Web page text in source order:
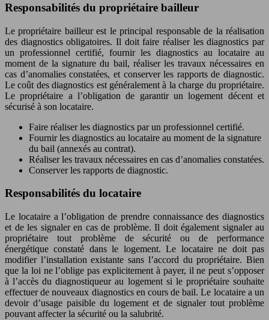
Responsabilités du propriétaire bailleur
Le propriétaire bailleur est le principal responsable de la réalisation
des diagnostics obligatoires. Il doit faire réaliser les diagnostics par
un professionnel certifié, fournir les diagnostics au locataire au
moment de la signature du bail, réaliser les travaux nécessaires en
cas d’anomalies constatées, et conserver les rapports de diagnostic.
Le coût des diagnostics est généralement à la charge du propriétaire.
Le propriétaire a l’obligation de garantir un logement décent et
sécurisé à son locataire.
Faire réaliser les diagnostics par un professionnel certifié.
Fournir les diagnostics au locataire au moment de la signature
du bail (annexés au contrat).
Réaliser les travaux nécessaires en cas d’anomalies constatées.
Conserver les rapports de diagnostic.
Responsabilités du locataire
Le locataire a l’obligation de prendre connaissance des diagnostics
et de les signaler en cas de problème. Il doit également signaler au
propriétaire tout problème de sécurité ou de performance
énergétique constaté dans le logement. Le locataire ne doit pas
modifier l’installation existante sans l’accord du propriétaire. Bien
que la loi ne l’oblige pas explicitement à payer, il ne peut s’opposer
à l’accès du diagnostiqueur au logement si le propriétaire souhaite
effectuer de nouveaux diagnostics en cours de bail. Le locataire a un
devoir d’usage paisible du logement et de signaler tout problème
pouvant affecter la sécurité ou la salubrité.